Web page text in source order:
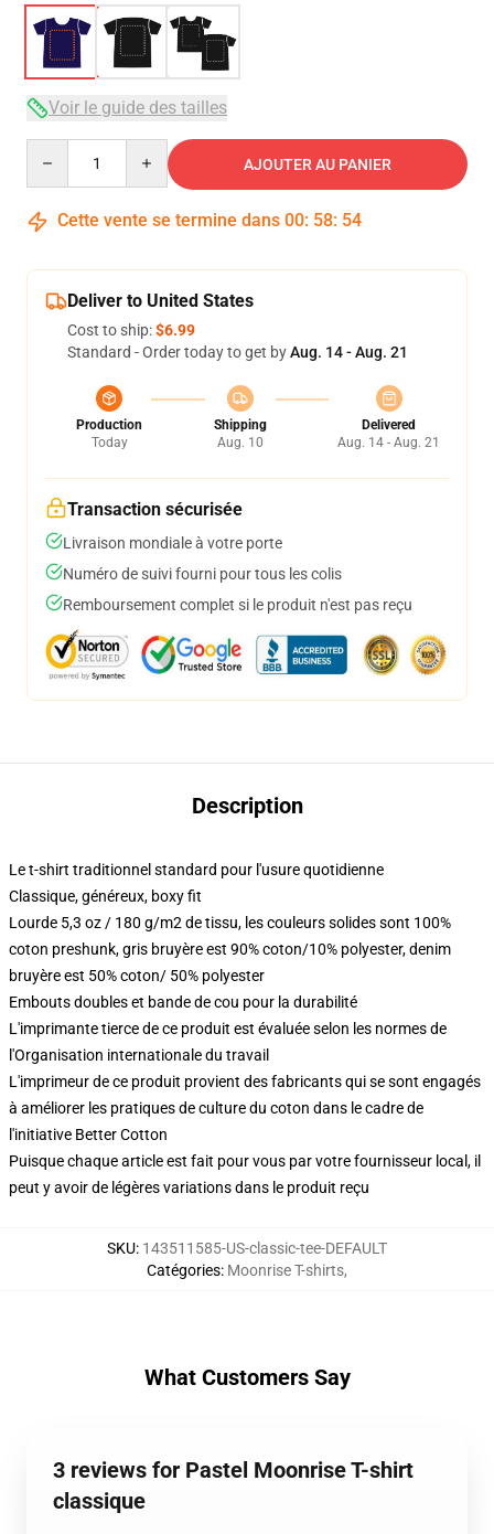
Voir le guide des tailles
AJOUTER AU PANIER
Cette vente se termine dans 00: 58: 53
Deliver to United States
Cost to ship:$6.99
Standard - Order today to get byAug. 14 - Aug. 21
Production
Today
Shipping
Aug. 10
Delivered
Aug. 14 - Aug. 21
Transaction sécurisée
Livraison mondiale à votre porte
Numéro de suivi fourni pour tous les colis
Remboursement complet si le produit n'est pas reçu
Description
Le t-shirt traditionnel standard pour l'usure quotidienne
Classique, généreux, boxy fit
Lourde 5,3 oz / 180 g/m2 de tissu, les couleurs solides sont 100%
coton preshunk, gris bruyère est 90% coton/10% polyester, denim
bruyère est 50% coton/ 50% polyester
Embouts doubles et bande de cou pour la durabilité
L'imprimante tierce de ce produit est évaluée selon les normes de
l'Organisation internationale du travail
L'imprimeur de ce produit provient des fabricants qui se sont engagés
à améliorer les pratiques de culture du coton dans le cadre de
l'initiative Better Cotton
Puisque chaque article est fait pour vous par votre fournisseur local, il
peut y avoir de légères variations dans le produit reçu
SKU: 143511585-US-classic-tee-DEFAULT
Catégories: Moonrise T-shirts,
What Customers Say
3 reviews for Pastel Moonrise T-shirt
classique